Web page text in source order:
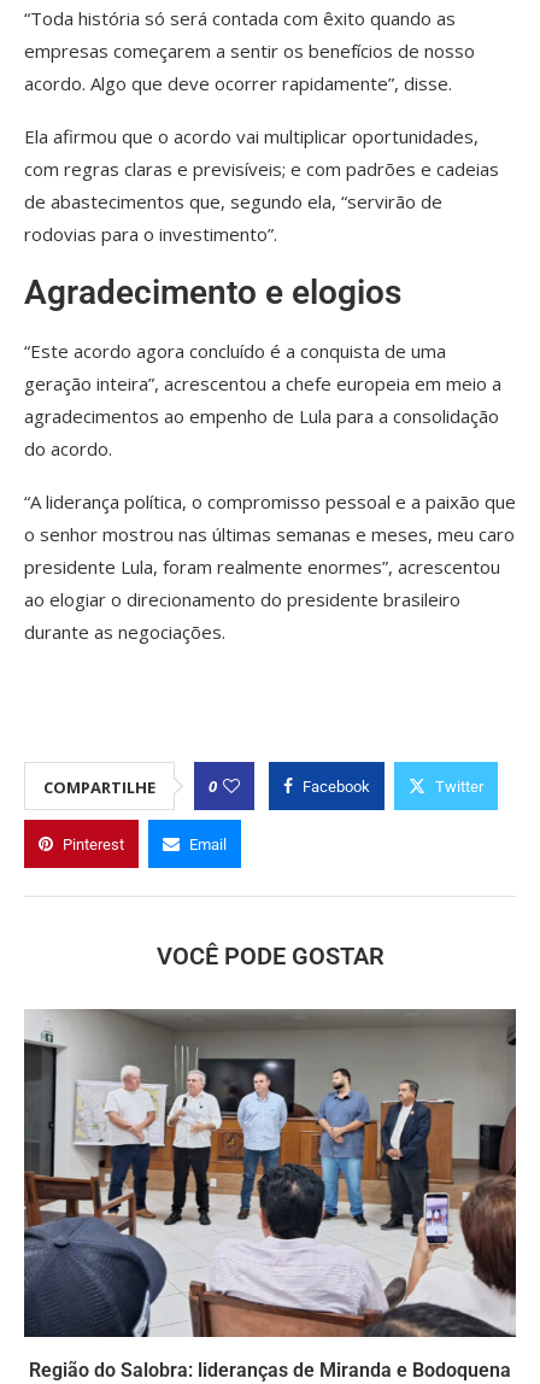
“Toda história só será contada com êxito quando as
empresas começarem a sentir os benefícios de nosso
acordo. Algo que deve ocorrer rapidamente”, disse.
Ela afirmou que o acordo vai multiplicar oportunidades,
com regras claras e previsíveis; e com padrões e cadeias
de abastecimentos que, segundo ela, “servirão de
rodovias para o investimento”.
Agradecimento e elogios
“Este acordo agora concluído é a conquista de uma
geração inteira”, acrescentou a chefe europeia em meio a
agradecimentos ao empenho de Lula para a consolidação
do acordo.
“A liderança política, o compromisso pessoal e a paixão que
o senhor mostrou nas últimas semanas e meses, meu caro
presidente Lula, foram realmente enormes”, acrescentou
ao elogiar o direcionamento do presidente brasileiro
durante as negociações.
COMPARTILHE 0 Facebook Twitter
Pinterest Email
VOCÊ PODE GOSTAR
Região do Salobra: lideranças de Miranda e Bodoquena